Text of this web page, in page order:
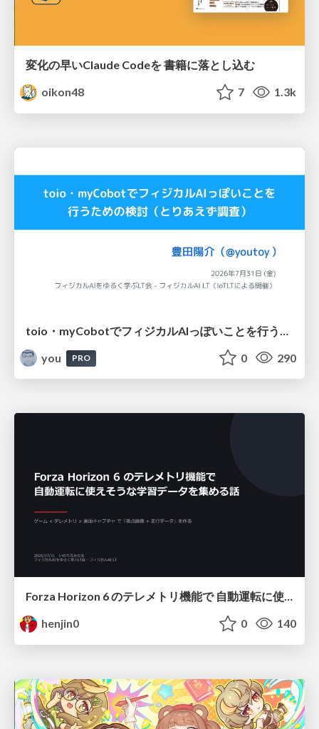
変化の早いClaude Codeを 書籍に落とし込む
oikon48
7 1.3k
you
PRO 0 290
Forza Horizon 6 のテレメトリ機能で 自動運転に使えそうな学習データを集める話
henjin0
0 140